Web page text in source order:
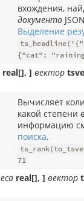
вхождения,
документа
Выделение
{"cat":
real[], ] вектор
Вычисляет
какой степени
информацию
поиска.
71
real[], ] вектор